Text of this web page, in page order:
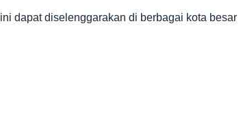
ini dapat diselenggarakan di berbagai kota besar